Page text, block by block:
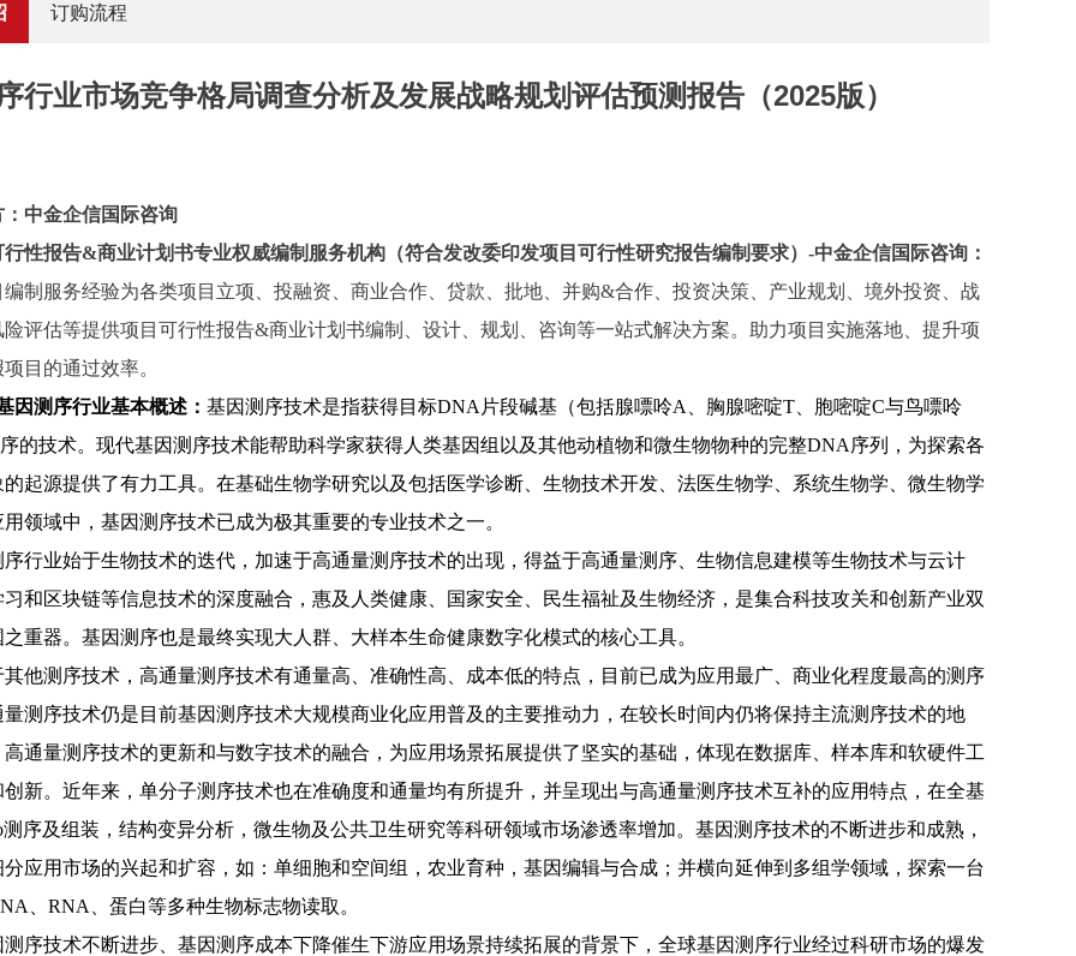
订购流程
行业市场竞争格局调查分析及发展战略规划评估预测报告（2025版）
中金企信国际咨询
行性报告&商业计划书专业权威编制服务机构（符合发改委印发项目可行性研究报告编制要求）-中金企信国际咨询：
编制服务经验为各类项目立项、投融资、商业合作、贷款、批地、并购&合作、投资决策、产业规划、境外投资、战
评估等提供项目可行性报告&商业计划书编制、设计、规划、咨询等一站式解决方案。助力项目实施落地、提升项
目的通过效率。
因测序行业基本概述： 基因测序技术是指获得目标DNA片段碱基（包括腺嘌呤A、胸腺嘧啶T、胞嘧啶C与鸟嘌呤
的技术。现代基因测序技术能帮助科学家获得人类基因组以及其他动植物和微生物物种的完整DNA序列，为探索各
起源提供了有力工具。在基础生物学研究以及包括医学诊断、生物技术开发、法医生物学、系统生物学、微生物学
领域中，基因测序技术已成为极其重要的专业技术之一。
序行业始于生物技术的迭代，加速于高通量测序技术的出现，得益于高通量测序、生物信息建模等生物技术与云计
和区块链等信息技术的深度融合，惠及人类健康、国家安全、民生福祉及生物经济，是集合科技攻关和创新产业双
重器。基因测序也是最终实现大人群、大样本生命健康数字化模式的核心工具。
其他测序技术，高通量测序技术有通量高、准确性高、成本低的特点，目前已成为应用最广、商业化程度最高的测序
测序技术仍是目前基因测序技术大规模商业化应用普及的主要推动力，在较长时间内仍将保持主流测序技术的地
通量测序技术的更新和与数字技术的融合，为应用场景拓展提供了坚实的基础，体现在数据库、样本库和软硬件工
新。近年来，单分子测序技术也在准确度和通量均有所提升，并呈现出与高通量测序技术互补的应用特点，在全基
测序及组装，结构变异分析，微生物及公共卫生研究等科研领域市场渗透率增加。基因测序技术的不断进步和成熟，
应用市场的兴起和扩容，如：单细胞和空间组，农业育种，基因编辑与合成；并横向延伸到多组学领域，探索一台
、RNA、蛋白等多种生物标志物读取。
测序技术不断进步、基因测序成本下降催生下游应用场景持续拓展的背景下，全球基因测序行业经过科研市场的爆发